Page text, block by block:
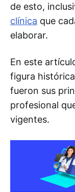
de esto,
clínica que
elaborar.
En este
figura
fueron sus
profesional
vigentes.